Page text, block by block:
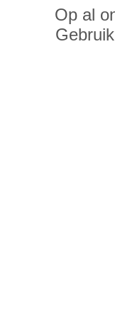
Op al